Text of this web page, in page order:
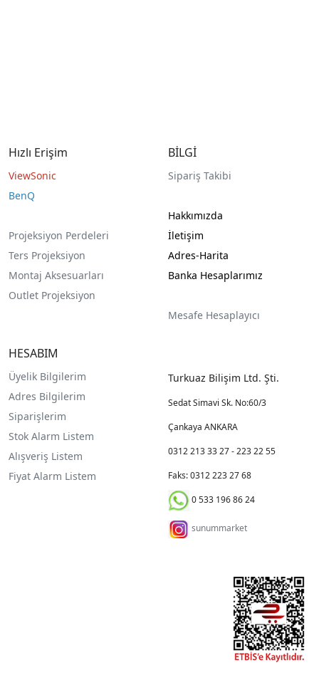
Hızlı Erişim
ViewSonic
BenQ
Projeksiyon Perdeleri
Ters Projeksiyon
Montaj Aksesuarları
Outlet Projeksiyon
BİLGİ
Sipariş Takibi
Hakkımızda
İletişim
Adres-Harita
Banka Hesaplarımız
Mesafe Hesaplayıcı
HESABIM
Üyelik Bilgilerim
Adres Bilgilerim
Siparişlerim
Stok Alarm Listem
Alışveriş Listem
Fiyat Alarm Listem
Turkuaz Bilişim Ltd. Şti.
Sedat Simavi Sk. No:60/3
Çankaya ANKARA
0312 213 33 27 - 223 22 55
Faks: 0312 223 27 68
0 533 196 86 24
sunummarket